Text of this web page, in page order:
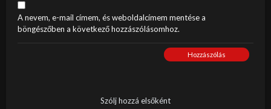
A nevem, e-mail címem, és weboldalcímem mentése a
böngészőben a következő hozzászólásomhoz.
Hozzászólás
Szólj hozzá elsőként